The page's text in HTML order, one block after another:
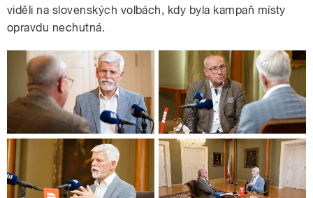
viděli na slovenských volbách, kdy byla kampaň místy
opravdu nechutná.